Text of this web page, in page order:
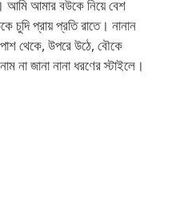
আমি আমার বউকে নিয়ে বেশ
প্রায় প্রতি রাতে। নানান
থেকে, উপরে উঠে, বৌকে
না জানা নানা ধরণের স্টাইলে।